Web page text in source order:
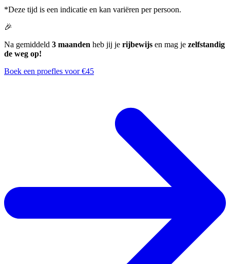
*Deze tijd is een indicatie en kan variëren per persoon.
🎉
Na gemiddeld 3 maanden heb jij je rijbewijs en mag je zelfstandig
de weg op!
Boek een proefles voor €45